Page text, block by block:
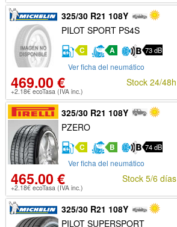
325/30 R21 108Y
PILOT SPORT PS4S
C A 73 dB
Ver ficha del neumático
469.00 €
+2.18€ ecoTasa (IVA inc.)
Stock 24/48h
325/30 R21 108Y
PZERO
C B 74 dB
Ver ficha del neumático
465.00 €
+2.18€ ecoTasa (IVA inc.)
Stock 5/6 días
325/30 R21 108Y
PILOT SUPERSPORT